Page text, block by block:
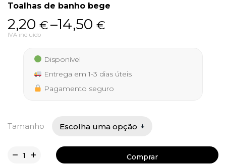
Toalhas de banho bege
2,20 €–14,50€
Price
range:
2,20 €
through
14,50 €
IVA incluído
Disponível
Entrega em 1-3 dias úteis
Pagamento seguro
Tamanho
Comprar